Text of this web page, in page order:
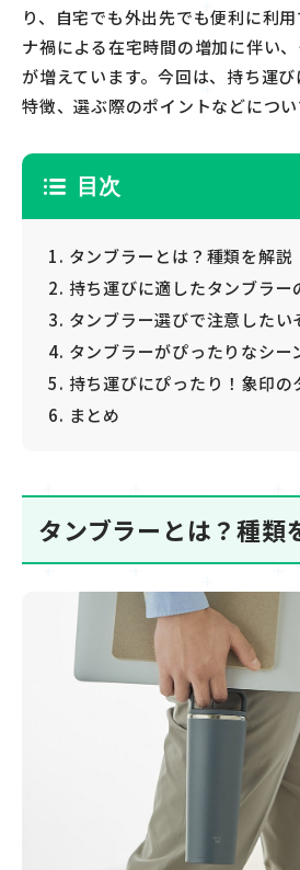
り、自宅でも外出先でも便利に利
ナ禍による在宅時間の増加に伴い
が増えています。今回は、持ち運
特徴、選ぶ際のポイントなどについ
目次
タンブラーとは？種類を解説
持ち運びに適したタンブラー
タンブラー選びで注意したい
タンブラーがぴったりなシー
持ち運びにぴったり！象印の
まとめ
タンブラーとは？種類